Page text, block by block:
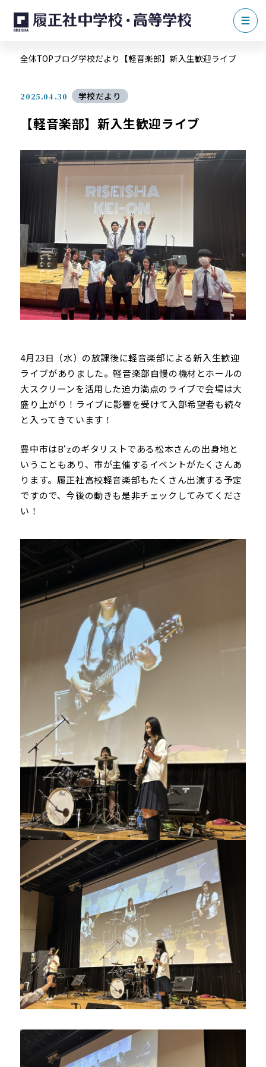
全体TOPブログ学校だより 【軽音楽部】新入生歓迎ライブ
2025.04.30 学校だより
【軽音楽部】新入生歓迎ライブ
4月23日（水）の放課後に軽音楽部による新入生歓迎
ライブがありました。軽音楽部自慢の機材とホールの
大スクリーンを活用した迫力満点のライブで会場は大
盛り上がり！ライブに影響を受けて入部希望者も続々
と入ってきています！
豊中市はB‘zのギタリストである松本さんの出身地と
いうこともあり、市が主催するイベントがたくさんあ
ります。履正社高校軽音楽部もたくさん出演する予定
ですので、今後の動きも是非チェックしてみてくださ
い！